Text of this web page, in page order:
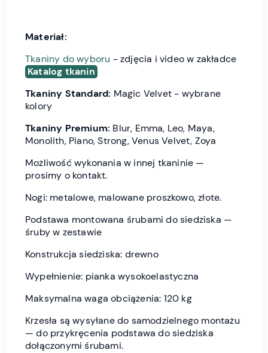
Materiał:
Tkaniny do wyboru - zdjęcia i video w zakładce
Katalog tkanin
Tkaniny Standard: Magic Velvet - wybrane
kolory
Tkaniny Premium: Blur, Emma, Leo, Maya,
Monolith, Piano, Strong, Venus Velvet, Zoya
Możliwość wykonania w innej tkaninie —
prosimy o kontakt.
Nogi: metalowe, malowane proszkowo, złote.
Podstawa montowana śrubami do siedziska —
śruby w zestawie
Konstrukcja siedziska: drewno
Wypełnienie: pianka wysokoelastyczna
Maksymalna waga obciążenia: 120 kg
Krzesła są wysyłane do samodzielnego montażu
— do przykręcenia podstawa do siedziska
dołączonymi śrubami.